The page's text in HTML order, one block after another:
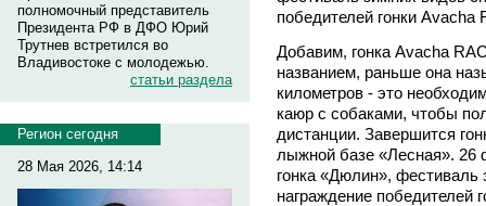
полномочный представитель
Президента РФ в ДФО Юрий
Трутнев встретился во
Владивостоке с молодежью.
статьи раздела
Регион сегодня
28 Мая 2026, 14:14
победителей гонки Avacha
Добавим, гонка Avacha
названием, раньше она
километров - это
каюр с собаками, чтобы
дистанции. Завершится
лыжной базе «Лесная». 26
гонка «Дюлин»,
награждение победителей